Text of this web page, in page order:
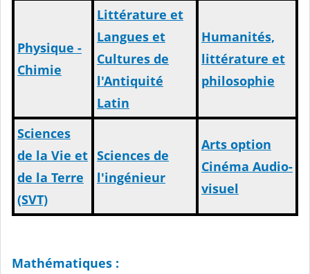
Physique -
Chimie
Littérature et
Langues et
Cultures de
l'Antiquité
Latin
Humanités,
littérature et
philosophie
Sciences
de la Vie et
de la Terre
(SVT)
Sciences de
l'ingénieur
Arts option
Cinéma Audio-
visuel
Mathématiques :